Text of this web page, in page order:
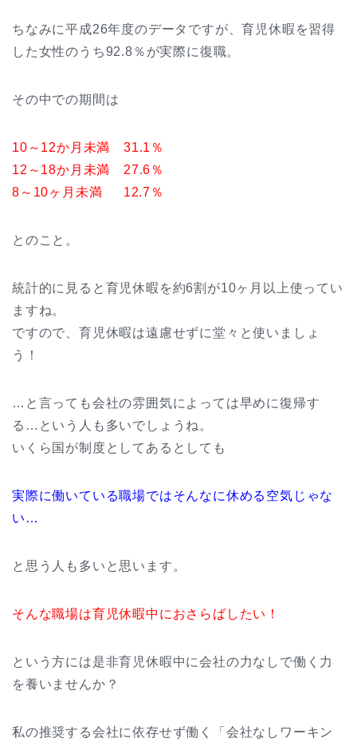
ちなみに平成26年度のデータですが、育児休暇を習得
した女性のうち92.8％が実際に復職。
その中での期間は
10～12か月未満 31.1％
12～18か月未満 27.6％
8 ～ 10ヶ月未満 12.7 ％
とのこと。
統計的に見ると育児休暇を約6割が10ヶ月以上使ってい
ますね。
ですので、育児休暇は遠慮せずに堂々と使いましょ
う！
…と言っても会社の雰囲気によっては早めに復帰す
る…という人も多いでしょうね。
いくら国が制度としてあるとしても
実際に働いている職場ではそんなに休める空気じゃな
い…
と思う人も多いと思います。
そんな職場は育児休暇中におさらばしたい！
という方には是非育児休暇中に会社の力なしで働く力
を養いませんか？
私の推奨する会社に依存せず働く「会社なしワーキン